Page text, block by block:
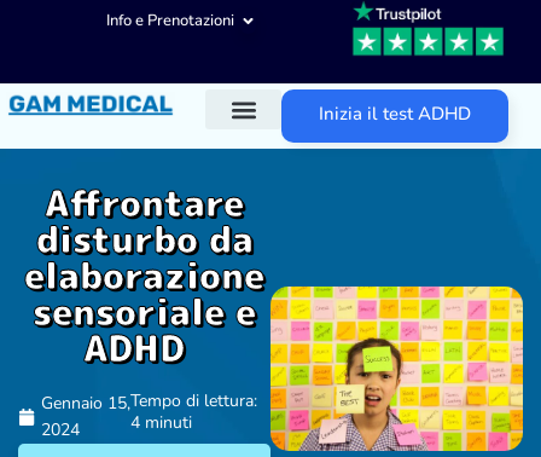
Info e Prenotazioni
Inizia il test ADHD
Affrontare
disturbo da
elaborazione
sensoriale e
ADHD
Gennaio 15,
2024
Tempo di lettura:
4 minuti